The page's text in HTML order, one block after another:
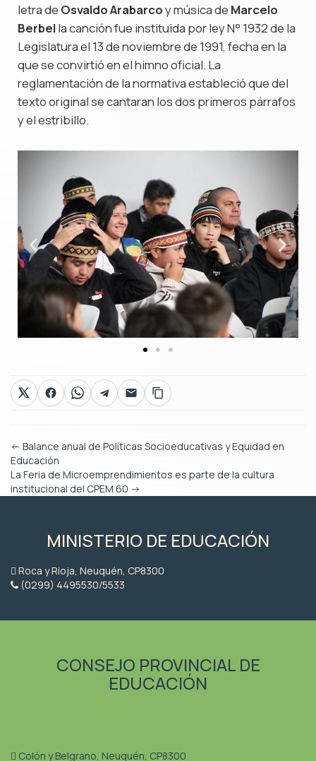
letra de Osvaldo Arabarcoy música de Marcelo
Berbella canción fue instituida por ley N° 1932 de la
Legislatura el 13 de noviembre de 1991, fecha en la
que se convirtió en el himno oficial. La
reglamentación de la normativa estableció que del
texto original se cantaran los dos primeros párrafos
y el estribillo.
← Balance anual de Políticas Socioeducativas y Equidad en
Educación
La Feria de Microemprendimientos es parte de la cultura
institucional del CPEM 60 →
MINISTERIO DE EDUCACIÓN
Roca y Rioja, Neuquén, CP8300
(0299) 4495530/5533
CONSEJO PROVINCIAL DE
EDUCACIÓN
Colón y Belgrano, Neuquén, CP8300